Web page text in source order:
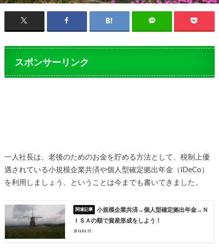
スポンサーリンク
一人社長は、老後のためのお金を貯める方法として、税制上優
遇されている小規模企業共済や個人型確定拠出年金（iDeCo）
を利用しましょう、ということは今までも書いてきました。
小規模企業共済→個人型確定拠出年金→Ｎ
ＩＳＡの順で資産形成をしよう！
2016.06.15